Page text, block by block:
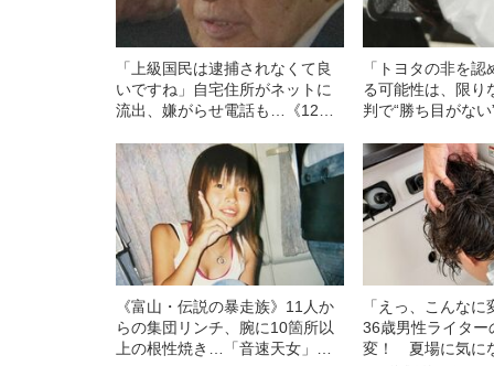
「上級国民は逮捕されなくて良
いですね」自宅住所がネットに
流出、嫌がらせ電話も…《12人
の長男が直面した「加害者家族
への暴力」
「トヨタの非を
る可能性は、限り
判で“勝ち目がな
幸三を説得できな
の葛藤」
《富山・伝説の暴走族》11人か
らの集団リンチ、腕に10箇所以
上の根性焼き…「音速天女」初
「えっ、こんな
36歳男性ライター
変！ 夏場に気に